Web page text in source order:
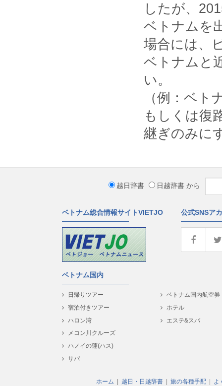
したが、
ベトナムを
場合には、
ベトナムと
い。
（例：ベ
もしくは復
継ぎのみに
越日辞書 日越辞書 から
ベトナム総合情報サイトVIETJO 公式SNSア
ベトナム国内
日帰りツアー
宿泊付きツアー
ハロン湾
メコン川クルーズ
ハノイの蓮(ハス)
サパ
ベトナム国内航空券
ホテル
エステ&スパ
ホーム 越日・日越辞書 旅の各種手配 よ